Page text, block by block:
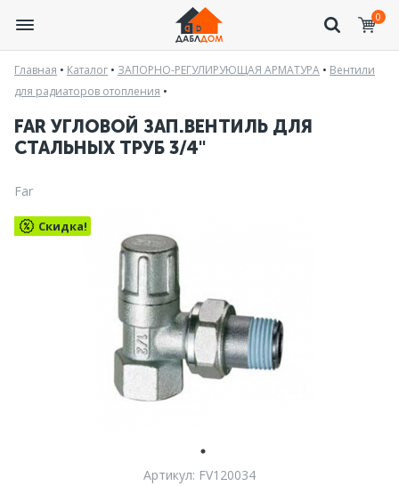
0
Главная • Каталог • ЗАПОРНО-РЕГУЛИРУЮЩАЯ АРМАТУРА • Вентили
для радиаторов отопления •
FAR УГЛОВОЙ ЗАП.ВЕНТИЛЬ ДЛЯ
СТАЛЬНЫХ ТРУБ 3/4"
Far
Скидка!
Артикул: FV120034